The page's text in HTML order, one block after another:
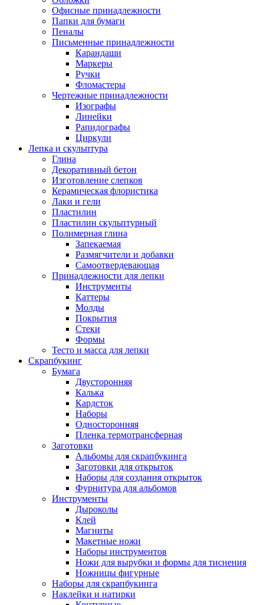
Офисные принадлежности
Папки для бумаги
Пеналы
Письменные принадлежности
Карандаши
Маркеры
Ручки
Фломастеры
Чертежные принадлежности
Изографы
Линейки
Рапидографы
Циркули
Лепка и скульптура
Глина
Декоративный бетон
Изготовление слепков
Керамическая флористика
Лаки и гели
Пластилин
Пластилин скульптурный
Полимерная глина
Запекаемая
Размягчители и добавки
Самоотвердевающая
Принадлежности для лепки
Инструменты
Каттеры
Молды
Покрытия
Стеки
Формы
Тесто и масса для лепки
Скрапбукинг
Бумага
Двусторонняя
Калька
Кардсток
Наборы
Односторонняя
Пленка термотрансферная
Заготовки
Альбомы для скрапбукинга
Заготовки для открыток
Наборы для создания открыток
Фурнитура для альбомов
Инструменты
Дыроколы
Клей
Магниты
Макетные ножи
Наборы инструментов
Ножи для вырубки и формы для тиснения
Ножницы фигурные
Наборы для скрапбукинга
Наклейки и натирки